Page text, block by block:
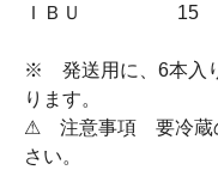
ＩＢＵ 15
※ 発送用に、6本入
ります。
⚠ 注意事項 要冷蔵
さい。